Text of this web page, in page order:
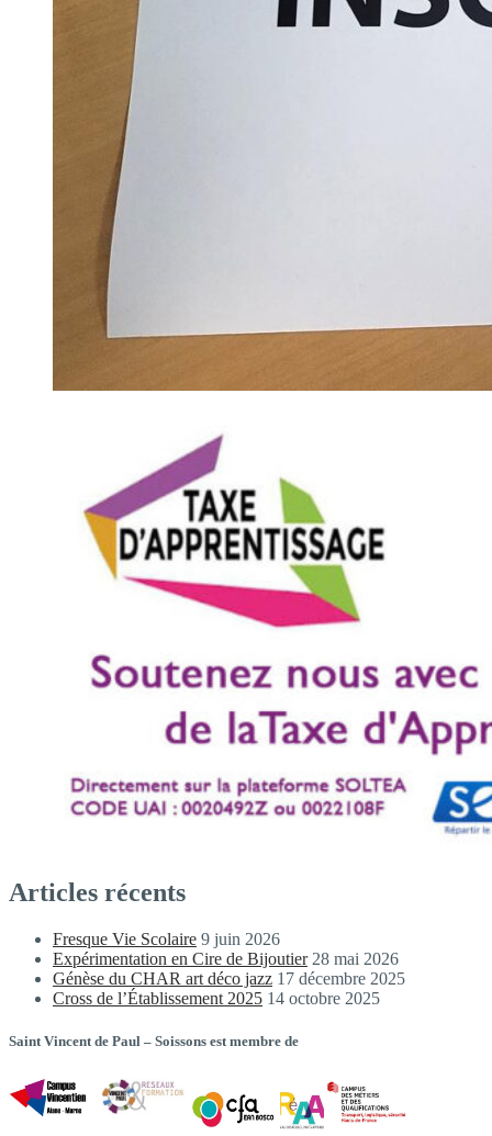
Articles récents
Fresque Vie Scolaire 9 juin 2026
Expérimentation en Cire de Bijoutier 28 mai 2026
Génèse du CHAR art déco jazz 17 décembre 2025
Cross de l’Établissement 2025 14 octobre 2025
Saint Vincent de Paul – Soissons est membre de